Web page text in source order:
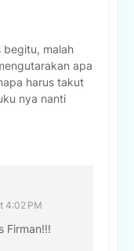
begitu, malah
apa
harus takut
nya nanti
4:02 PM
Firman!!!